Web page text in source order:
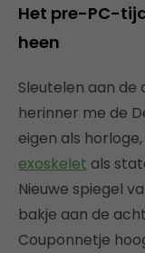
Het pre-PC-
heen
Sleutelen aan de
herinner me de
eigen als
exoskelet als
Nieuwe spiegel
bakje aan de
Couponnetje